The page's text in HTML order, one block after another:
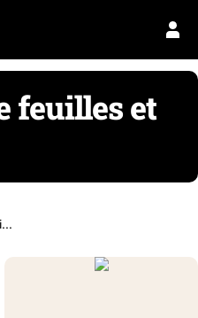
feuilles et
Souffleurs de feuilles